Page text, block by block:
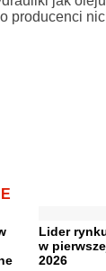
producenci
Lider
w
2026